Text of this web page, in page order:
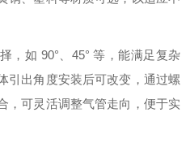
，如 90°、45° 等，能满足复杂
引出角度安装后可改变，通过螺
，可灵活调整气管走向，便于实